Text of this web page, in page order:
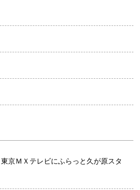
京ＭＸテレビにふらっと久が原スタ